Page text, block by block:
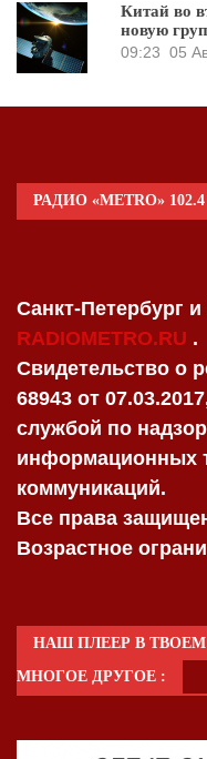
Китай во
новую
09:23 05
РАДИО «METRO»
Санкт-Петербург
RADIOMETRO.RU .
Свидетельство о
68943 от
службой по
информационных
коммуникаций.
Все права
Возрастное
НАШ ПЛЕЕР В
МНОГОЕ ДРУГОЕ :